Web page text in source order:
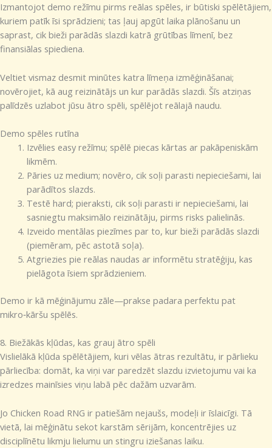
Izmantojot demo režīmu pirms reālas spēles, ir būtiski spēlētājiem,
kuriem patīk īsi sprādzieni; tas ļauj apgūt laika plānošanu un
saprast, cik bieži parādās slazdi katrā grūtības līmenī, bez
finansiālas spiediena.
Veltiet vismaz desmit minūtes katra līmeņa izmēģināšanai;
novērojiet, kā aug reizinātājs un kur parādās slazdi. Šīs atziņas
palīdzēs uzlabot jūsu ātro spēli, spēlējot reālajā naudu.
Demo spēles rutīna
Izvēlies easy režīmu; spēlē piecas kārtas ar pakāpeniskām
likmēm.
Pāries uz medium; novēro, cik soļi parasti nepieciešami, lai
parādītos slazds.
Testē hard; pieraksti, cik soļi parasti ir nepieciešami, lai
sasniegtu maksimālo reizinātāju, pirms risks palielinās.
Izveido mentālas piezīmes par to, kur bieži parādās slazdi
(piemēram, pēc astotā soļa).
Atgriezies pie reālas naudas ar informētu stratēģiju, kas
pielāgota īsiem sprādzieniem.
Demo ir kā mēģinājumu zāle—prakse padara perfektu pat
mikro‑kāršu spēlēs.
8. Biežākās kļūdas, kas grauj ātro spēli
Vislielākā kļūda spēlētājiem, kuri vēlas ātras rezultātu, ir pārlieku
pārliecība: domāt, ka viņi var paredzēt slazdu izvietojumu vai ka
izredzes mainīsies viņu labā pēc dažām uzvarām.
Jo Chicken Road RNG ir patiešām nejaušs, modeļi ir īslaicīgi. Tā
vietā, lai mēģinātu sekot karstām sērijām, koncentrējies uz
disciplīnētu likmju lielumu un stingru iziešanas laiku.